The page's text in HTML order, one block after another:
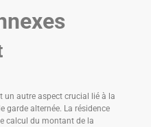
un autre aspect crucial lié à la
garde alternée. La résidence
calcul du montant de la